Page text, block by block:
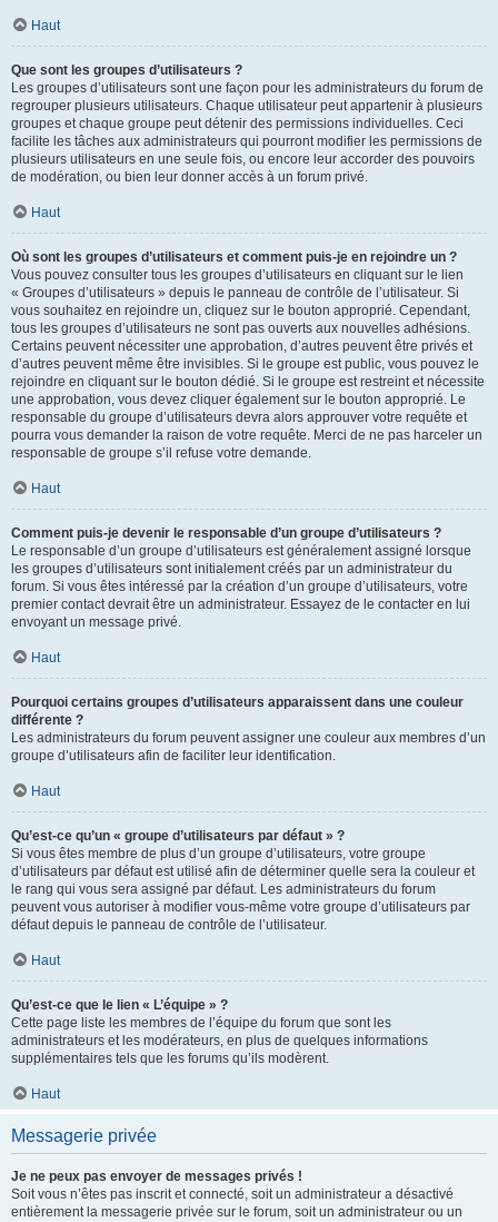
Haut
Que sont les groupes d’utilisateurs ?
Les groupes d’utilisateurs sont une façon pour les administrateurs du forum de
regrouper plusieurs utilisateurs. Chaque utilisateur peut appartenir à plusieurs
groupes et chaque groupe peut détenir des permissions individuelles. Ceci
facilite les tâches aux administrateurs qui pourront modifier les permissions de
plusieurs utilisateurs en une seule fois, ou encore leur accorder des pouvoirs
de modération, ou bien leur donner accès à un forum privé.
Haut
Où sont les groupes d’utilisateurs et comment puis-je en rejoindre un ?
Vous pouvez consulter tous les groupes d’utilisateurs en cliquant sur le lien
« Groupes d’utilisateurs » depuis le panneau de contrôle de l’utilisateur. Si
vous souhaitez en rejoindre un, cliquez sur le bouton approprié. Cependant,
tous les groupes d’utilisateurs ne sont pas ouverts aux nouvelles adhésions.
Certains peuvent nécessiter une approbation, d’autres peuvent être privés et
d’autres peuvent même être invisibles. Si le groupe est public, vous pouvez le
rejoindre en cliquant sur le bouton dédié. Si le groupe est restreint et nécessite
une approbation, vous devez cliquer également sur le bouton approprié. Le
responsable du groupe d’utilisateurs devra alors approuver votre requête et
pourra vous demander la raison de votre requête. Merci de ne pas harceler un
responsable de groupe s’il refuse votre demande.
Haut
Comment puis-je devenir le responsable d’un groupe d’utilisateurs ?
Le responsable d’un groupe d’utilisateurs est généralement assigné lorsque
les groupes d’utilisateurs sont initialement créés par un administrateur du
forum. Si vous êtes intéressé par la création d’un groupe d’utilisateurs, votre
premier contact devrait être un administrateur. Essayez de le contacter en lui
envoyant un message privé.
Haut
Pourquoi certains groupes d’utilisateurs apparaissent dans une couleur
différente ?
Les administrateurs du forum peuvent assigner une couleur aux membres d’un
groupe d’utilisateurs afin de faciliter leur identification.
Haut
Qu’est-ce qu’un « groupe d’utilisateurs par défaut » ?
Si vous êtes membre de plus d’un groupe d’utilisateurs, votre groupe
d’utilisateurs par défaut est utilisé afin de déterminer quelle sera la couleur et
le rang qui vous sera assigné par défaut. Les administrateurs du forum
peuvent vous autoriser à modifier vous-même votre groupe d’utilisateurs par
défaut depuis le panneau de contrôle de l’utilisateur.
Haut
Qu’est-ce que le lien « L’équipe » ?
Cette page liste les membres de l’équipe du forum que sont les
administrateurs et les modérateurs, en plus de quelques informations
supplémentaires tels que les forums qu’ils modèrent.
Haut
Messagerie privée
Je ne peux pas envoyer de messages privés !
Soit vous n’êtes pas inscrit et connecté, soit un administrateur a désactivé
entièrement la messagerie privée sur le forum, soit un administrateur ou un